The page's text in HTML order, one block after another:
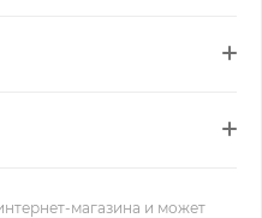
магазина и может